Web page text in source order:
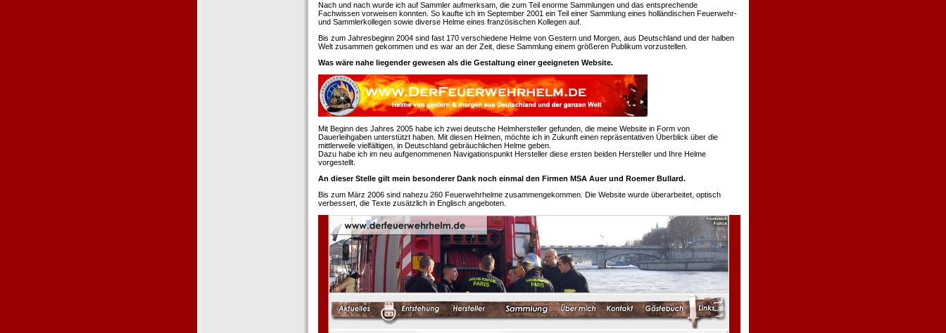
Nach und nach wurde ich auf Sammler aufmerksam, die zum Teil enorme Sammlungen und das entsprechende
Fachwissen vorweisen konnten. So kaufte ich im September 2001 ein Teil einer Sammlung eines holländischen Feuerwehr-
und Sammlerkollegen sowie diverse Helme eines französischen Kollegen auf.
Bis zum Jahresbeginn 2004 sind fast 170 verschiedene Helme von Gestern und Morgen, aus Deutschland und der halben
Welt zusammen gekommen und es war an der Zeit, diese Sammlung einem größeren Publikum vorzustellen.
Was wäre nahe liegender gewesen als die Gestaltung einer geeigneten Website.
Mit Beginn des Jahres 2005 habe ich zwei deutsche Helmhersteller gefunden, die meine Website in Form von
Dauerleihgaben unterstützt haben. Mit diesen Helmen, möchte ich in Zukunft einen repräsentativen Überblick über die
mittlerweile vielfältigen, in Deutschland gebräuchlichen Helme geben.
Dazu habe ich im neu aufgenommenen Navigationspunkt Hersteller diese ersten beiden Hersteller und Ihre Helme
vorgestellt.
An dieser Stelle gilt mein besonderer Dank noch einmal den Firmen MSA Auer und Roemer Bullard.
Bis zum März 2006 sind nahezu 260 Feuerwehrhelme zusammengekommen. Die Website wurde überarbeitet, optisch
verbessert, die Texte zusätzlich in Englisch angeboten.